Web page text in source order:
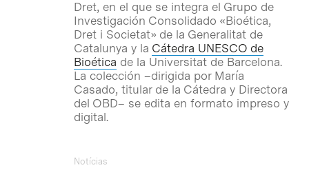
Dret, en el que se integra el Grupo de
Investigación Consolidado «Bioética,
Dret i Societat» de la Generalitat de
Catalunya y la Cátedra UNESCO de
Bioética de la Universitat de Barcelona.
La colección –dirigida por María
Casado, titular de la Cátedra y Directora
del OBD– se edita en formato impreso y
digital.
Notícias